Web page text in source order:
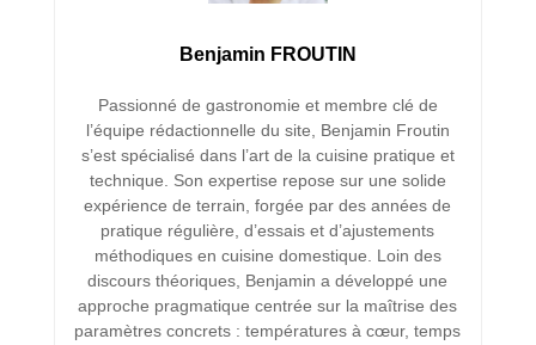
Benjamin FROUTIN
Passionné de gastronomie et membre clé de
l’équipe rédactionnelle du site, Benjamin Froutin
s’est spécialisé dans l’art de la cuisine pratique et
technique. Son expertise repose sur une solide
expérience de terrain, forgée par des années de
pratique régulière, d’essais et d’ajustements
méthodiques en cuisine domestique. Loin des
discours théoriques, Benjamin a développé une
approche pragmatique centrée sur la maîtrise des
paramètres concrets : températures à cœur, temps